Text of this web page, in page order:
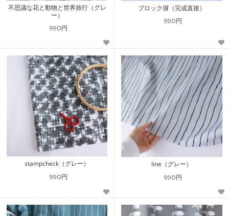
不思議な花と動物と世界旅行（グレ
ー）
990円
ブロック塀（完成直後）
990円
stampcheck（グレー）
990円
line（グレー）
990円